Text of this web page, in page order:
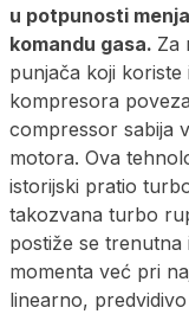
u potpunosti
komandu gasa. Za
punjača koji koriste
kompresora
compressor sabija
motora. Ova
istorijski pratio
takozvana turbo
postiže se
momenta već pri
linearno,